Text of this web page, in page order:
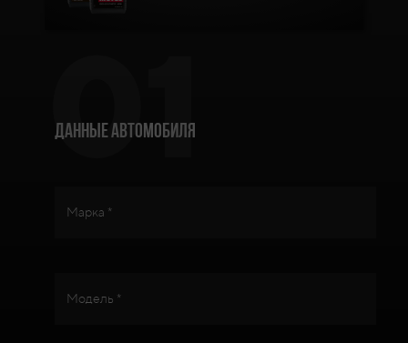
01
Данные автомобиля
Марка *
Модель *